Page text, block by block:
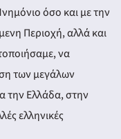
όσο και με την
Περιοχή, αλλά και
να
των μεγάλων
την Ελλάδα, στην
ελληνικές